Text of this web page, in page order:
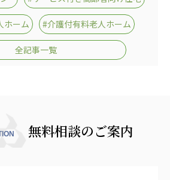
株式会社 G.com R＆M
ホーム #介護付有料老人ホーム
全記事一覧
無料相談のご案内